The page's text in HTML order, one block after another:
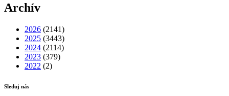
Archív
2026 (2141)
2025 (3443)
2024 (2114)
2023 (379)
2022 (2)
Sleduj nás